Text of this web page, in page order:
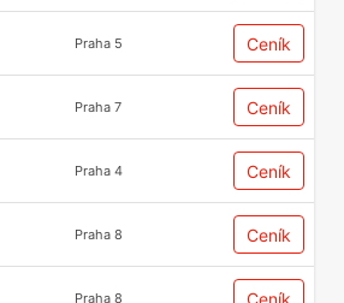
Praha 5 Ceník
Praha 7 Ceník
Praha 4 Ceník
Praha 8 Ceník
Praha 8 Ceník